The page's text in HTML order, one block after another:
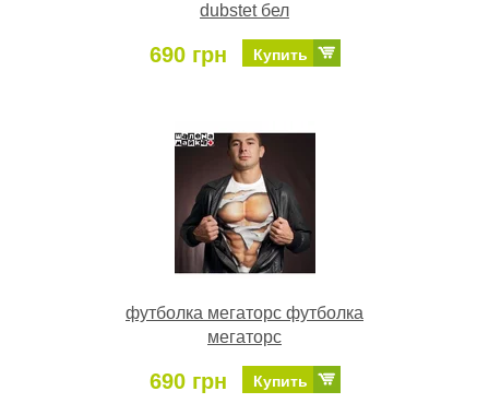
dubstet бел
690 грн Купить
футболка мегаторс футболка
мегаторс
690 грн Купить